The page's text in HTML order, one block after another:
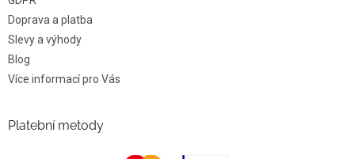
Doprava a platba
Slevy a výhody
Blog
Více informací pro Vás
Platební metody